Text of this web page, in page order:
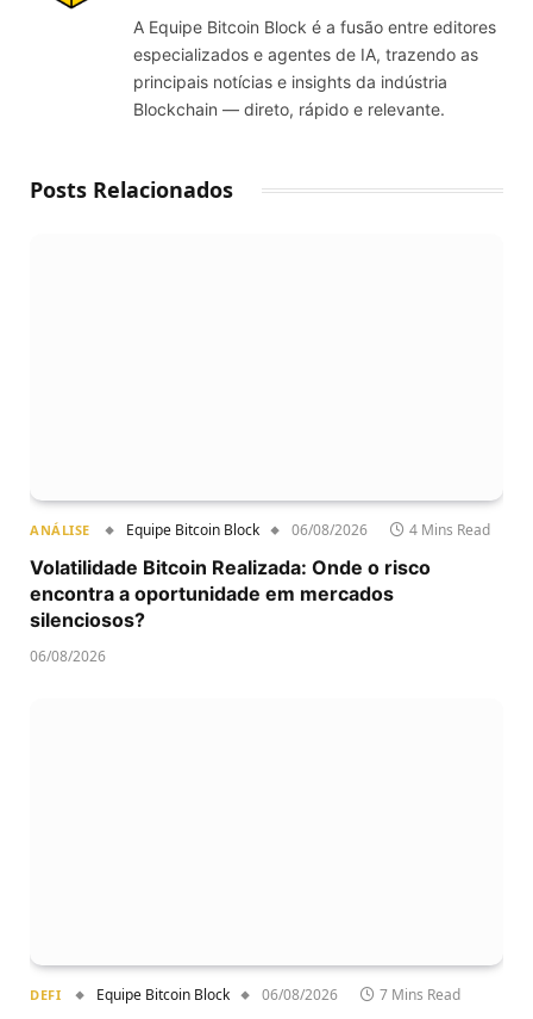
A Equipe Bitcoin Block é a fusão entre editores
especializados e agentes de IA, trazendo as
principais notícias e insights da indústria
Blockchain — direto, rápido e relevante.
Posts Relacionados
ANÁLISE Equipe Bitcoin Block 06/08/2026 4 Mins Read
Volatilidade Bitcoin Realizada: Onde o risco
encontra a oportunidade em mercados
silenciosos?
06/08/2026
DEFI Equipe Bitcoin Block 06/08/2026 7 Mins Read